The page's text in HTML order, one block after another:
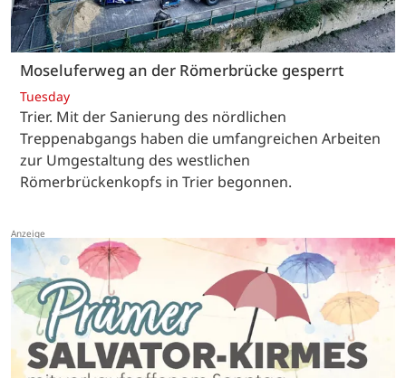
Moseluferweg an der Römerbrücke gesperrt
Tuesday
Trier. Mit der Sanierung des nördlichen
Treppenabgangs haben die umfangreichen Arbeiten
zur Umgestaltung des westlichen
Römerbrückenkopfs in Trier begonnen.